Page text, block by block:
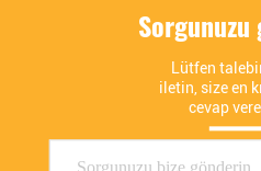
Lütfen
iletin, size en
cevap